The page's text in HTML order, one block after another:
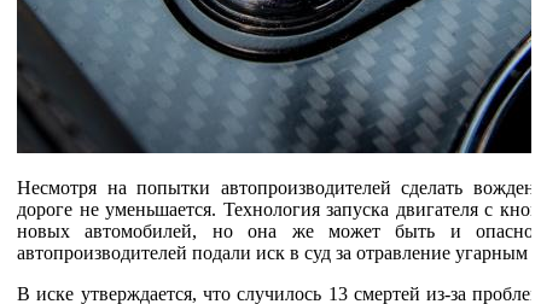
Несмотря на попытки автопроизводителей сделать
дороге не уменьшается. Технология запуска двигателя с
новых автомобилей, но она же может быть и
автопроизводителей подали иск в суд за отравление угарным
В иске утверждается, что случилось 13 смертей из-за